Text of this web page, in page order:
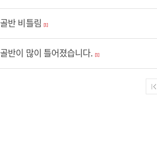
골반 비틀림 [1]
골반이 많이 틀어졌습니다. [1]